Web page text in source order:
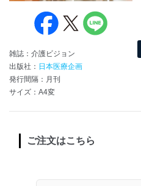
雑誌：介護ビジョン
出版社： 日本医療企画
発行間隔：月刊
サイズ：A4変
ご注文はこちら